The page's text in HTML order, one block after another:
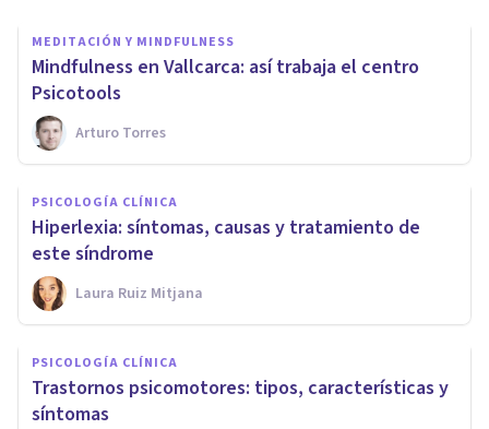
MEDITACIÓN Y MINDFULNESS
Mindfulness en Vallcarca: así trabaja el centro
Psicotools
Arturo Torres
PSICOLOGÍA CLÍNICA
Hiperlexia: síntomas, causas y tratamiento de
este síndrome
Laura Ruiz Mitjana
PSICOLOGÍA CLÍNICA
Trastornos psicomotores: tipos, características y
síntomas